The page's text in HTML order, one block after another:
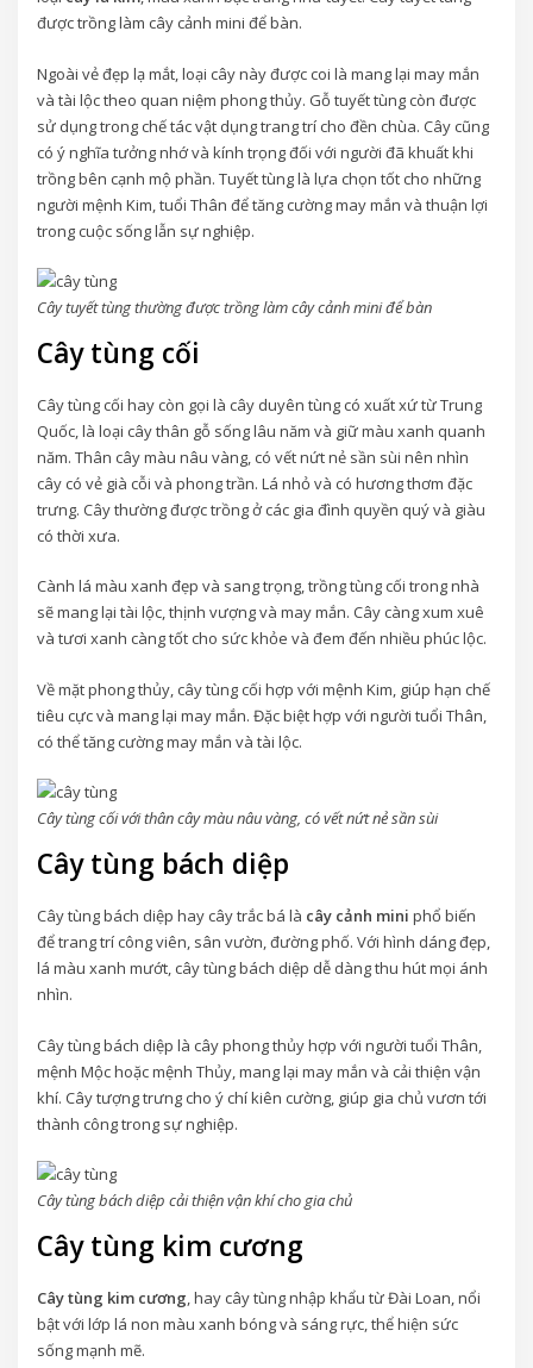
được trồng làm cây cảnh mini để bàn.
Ngoài vẻ đẹp lạ mắt, loại cây này được coi là mang lại may mắn
và tài lộc theo quan niệm phong thủy. Gỗ tuyết tùng còn được
sử dụng trong chế tác vật dụng trang trí cho đền chùa. Cây cũng
có ý nghĩa tưởng nhớ và kính trọng đối với người đã khuất khi
trồng bên cạnh mộ phần. Tuyết tùng là lựa chọn tốt cho những
người mệnh Kim, tuổi Thân để tăng cường may mắn và thuận lợi
trong cuộc sống lẫn sự nghiệp.
Cây tuyết tùng thường được trồng làm cây cảnh mini để bàn
Cây tùng cối
Cây tùng cối hay còn gọi là cây duyên tùng có xuất xứ từ Trung
Quốc, là loại cây thân gỗ sống lâu năm và giữ màu xanh quanh
năm. Thân cây màu nâu vàng, có vết nứt nẻ sần sùi nên nhìn
cây có vẻ già cỗi và phong trần. Lá nhỏ và có hương thơm đặc
trưng. Cây thường được trồng ở các gia đình quyền quý và giàu
có thời xưa.
Cành lá màu xanh đẹp và sang trọng, trồng tùng cối trong nhà
sẽ mang lại tài lộc, thịnh vượng và may mắn. Cây càng xum xuê
và tươi xanh càng tốt cho sức khỏe và đem đến nhiều phúc lộc.
Về mặt phong thủy, cây tùng cối hợp với mệnh Kim, giúp hạn chế
tiêu cực và mang lại may mắn. Đặc biệt hợp với người tuổi Thân,
có thể tăng cường may mắn và tài lộc.
Cây tùng cối với thân cây màu nâu vàng, có vết nứt nẻ sần sùi
Cây tùng bách diệp
Cây tùng bách diệp hay cây trắc bá là cây cảnh mini phổ biến
để trang trí công viên, sân vườn, đường phố. Với hình dáng đẹp,
lá màu xanh mướt, cây tùng bách diệp dễ dàng thu hút mọi ánh
nhìn.
Cây tùng bách diệp là cây phong thủy hợp với người tuổi Thân,
mệnh Mộc hoặc mệnh Thủy, mang lại may mắn và cải thiện vận
khí. Cây tượng trưng cho ý chí kiên cường, giúp gia chủ vươn tới
thành công trong sự nghiệp.
Cây tùng bách diệp cải thiện vận khí cho gia chủ
Cây tùng kim cương
Cây tùng kim cương, hay cây tùng nhập khẩu từ Đài Loan, nổi
bật với lớp lá non màu xanh bóng và sáng rực, thể hiện sức
sống mạnh mẽ.